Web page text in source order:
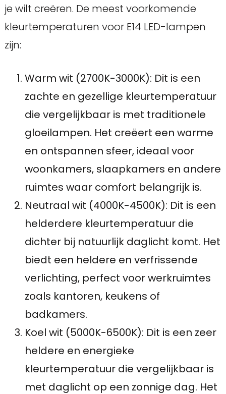
je wilt creëren. De meest voorkomende
kleurtemperaturen voor E14 LED-lampen
zijn:
Warm wit (2700K-3000K): Dit is een
zachte en gezellige kleurtemperatuur
die vergelijkbaar is met traditionele
gloeilampen. Het creëert een warme
en ontspannen sfeer, ideaal voor
woonkamers, slaapkamers en andere
ruimtes waar comfort belangrijk is.
Neutraal wit (4000K-4500K): Dit is een
helderdere kleurtemperatuur die
dichter bij natuurlijk daglicht komt. Het
biedt een heldere en verfrissende
verlichting, perfect voor werkruimtes
zoals kantoren, keukens of
badkamers.
Koel wit (5000K-6500K): Dit is een zeer
heldere en energieke
kleurtemperatuur die vergelijkbaar is
met daglicht op een zonnige dag. Het